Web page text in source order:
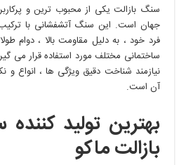
سنگ بازالت یکی از محبوب ‌ترین و
جهان است. این سنگ آتشفشانی با
فرد خود ، به دلیل مقاومت بالا ، دوام
ساختمانی مختلف مورد استفاده قرار می‌
نیازمند شناخت دقیق ویژگی ‌ها ، انواع و
آن است.
بهترین تولید
بازالت ماکو